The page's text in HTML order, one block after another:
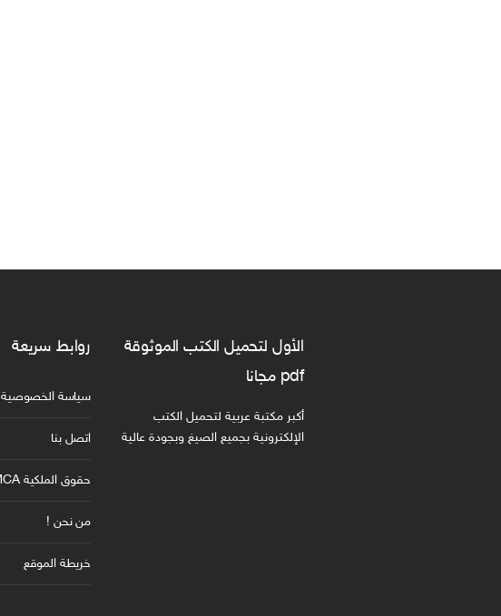
الأول لتحميل الكتب الموثوقة
pdf مجانا
أكبر مكتبة عربية لتحميل الكتب
الإلكترونية بجميع الصيغ وبجودة عالية
روابط سريعة
سياسة الخصوصية
اتصل بنا
حقوق الملكية DMCA
من نحن !
خريطة الموقع